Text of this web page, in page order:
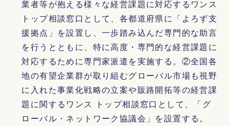
業者等が抱える様々な経営課題に対応するワンス
トップ相談窓口として、各都道府県に「よろず支
援拠点」を設置し、一歩踏み込んだ専門的な助言
を行うとともに、特に高度・専門的な経営課題に
対応するために専門家派遣を実施する。②全国各
地の有望企業群が取り組むグローバル市場も視野
に入れた事業化戦略の立案や販路開拓等の経営課
題に関するワンス トップ相談窓口として、「グ
ローバル・ネットワーク協議会」を設置する。